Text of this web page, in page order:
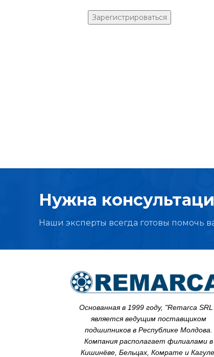
Зарегистрироваться
Нужна
Наши эксперты всегда готовы помочь
Основанная в 1999 году, "Remarca
является ведущим поставщиком
подшипников в Республике Молдова.
Компания располагает филиалами в
Кишинёве, Бельцах, Комрате и